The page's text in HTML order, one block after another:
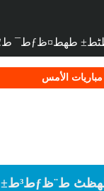
مباريات الأمس
ط¨ط±ط´ظ„ظˆظ†ط© ظٹط¹ظ„ظ† ط¥طµط§ط¨ط© ط£ظˆظ…طھظٹطھظٹ ط¨ظƒط³ط±